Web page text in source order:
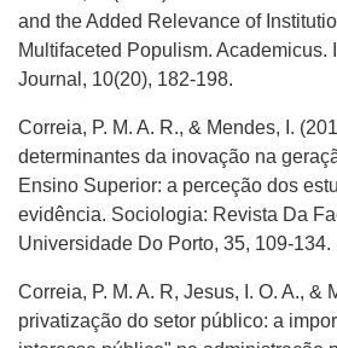
and the Added Relevance of
Multifaceted Populism. Academicus.
Journal, 10(20), 182-198.
Correia, P. M. A. R., & Mendes, I.
determinantes da inovação na
Ensino Superior: a perceção dos
evidência. Sociologia: Revista Da
Universidade Do Porto, 35, 109-134.
Correia, P. M. A. R, Jesus, I. O. A., &
privatização do setor público: a